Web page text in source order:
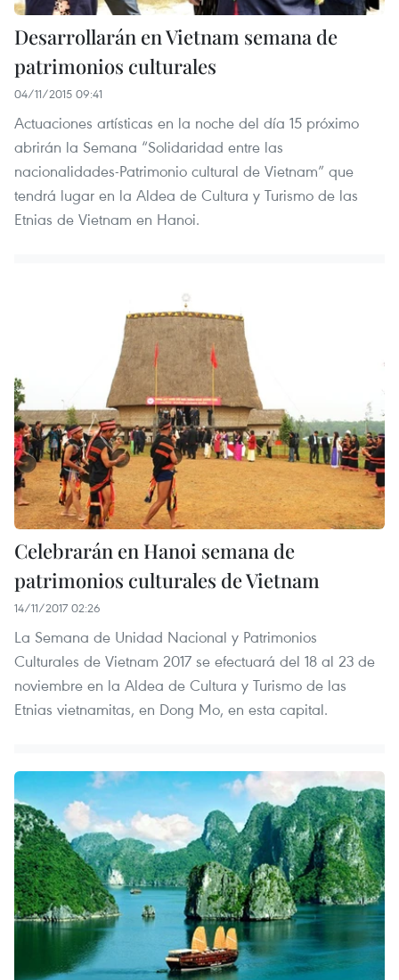
Desarrollarán en Vietnam semana de
patrimonios culturales
04/11/2015 09:41
Actuaciones artísticas en la noche del día 15 próximo
abrirán la Semana “Solidaridad entre las
nacionalidades-Patrimonio cultural de Vietnam” que
tendrá lugar en la Aldea de Cultura y Turismo de las
Etnias de Vietnam en Hanoi.
Celebrarán en Hanoi semana de
patrimonios culturales de Vietnam
14/11/2017 02:26
La Semana de Unidad Nacional y Patrimonios
Culturales de Vietnam 2017 se efectuará del 18 al 23 de
noviembre en la Aldea de Cultura y Turismo de las
Etnias vietnamitas, en Dong Mo, en esta capital.